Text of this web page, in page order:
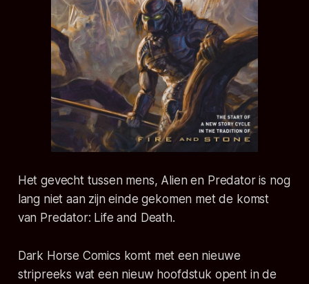
Het gevecht tussen mens, Alien en Predator is nog
lang niet aan zijn einde gekomen met de komst
van Predator: Life and Death.
Dark Horse Comics komt met een nieuwe
stripreeks wat een nieuw hoofdstuk opent in de